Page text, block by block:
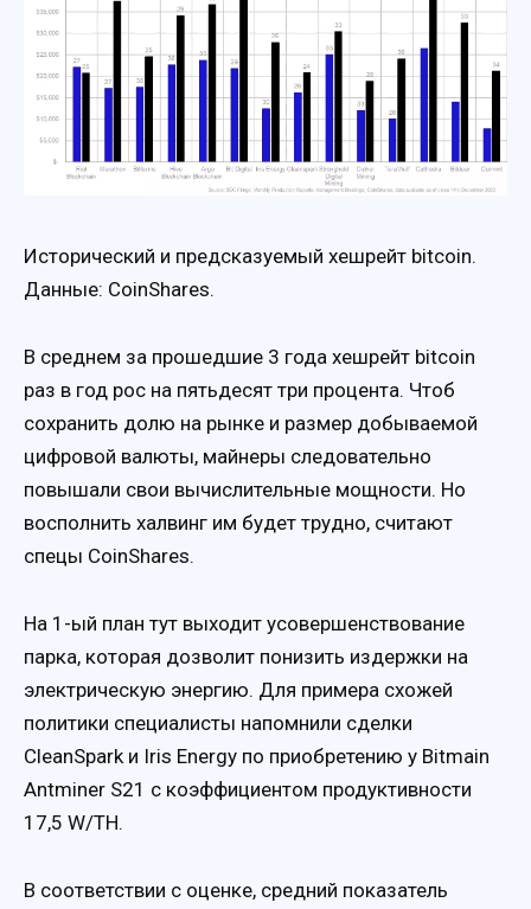
Исторический и предсказуемый хешрейт bitcoin.
Данные: CoinShares.
В среднем за прошедшие 3 года хешрейт bitcoin
раз в год рос на пятьдесят три процента. Чтоб
сохранить долю на рынке и размер добываемой
цифровой валюты, майнеры следовательно
повышали свои вычислительные мощности. Но
восполнить халвинг им будет трудно, считают
спецы CoinShares.
На 1-ый план тут выходит усовершенствование
парка, которая дозволит понизить издержки на
электрическую энергию. Для примера схожей
политики специалисты напомнили сделки
CleanSpark и Iris Energy по приобретению у Bitmain
Antminer S21 с коэффициентом продуктивности
17,5 W/TH.
В соответствии с оценке, средний показатель